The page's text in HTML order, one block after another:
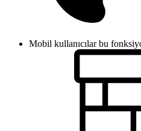
Mobil kullanıcılar bu